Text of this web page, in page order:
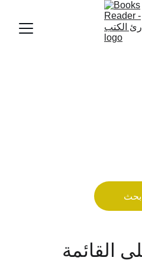
بحث
القائمة